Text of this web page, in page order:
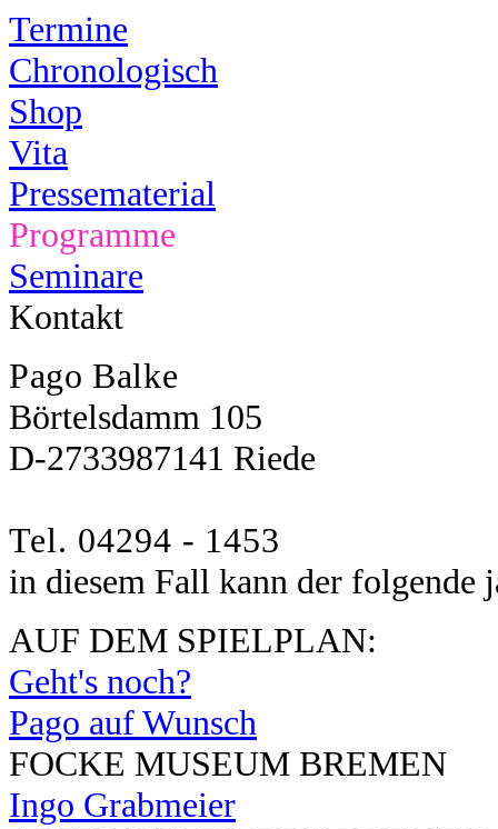
Termine
Chronologisch
Shop
Vita
Pressematerial
Programme
Seminare
Kontakt
Pago Balke
Börtelsdamm 105
D-2733987141 Riede
Tel. 04294 - 1453
in diesem Fall kann der folgende
AUF DEM SPIELPLAN:
Geht's noch?
Pago auf Wunsch
FOCKE MUSEUM BREMEN
Ingo Grabmeier